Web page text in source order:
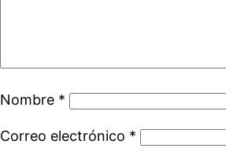
Nombre *
Correo electrónico *